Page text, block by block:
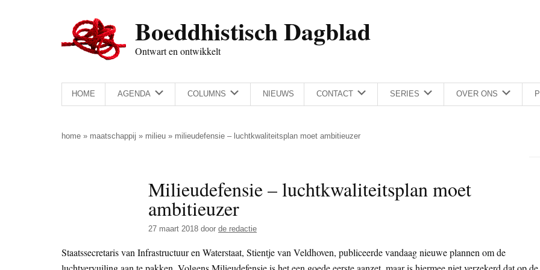
Boeddhistisch Dagblad
Ontwart en ontwikkelt
HOME AGENDA COLUMNS NIEUWS CONTACT SERIES OVER ONS
home » maatschappij » milieu » milieudefensie – luchtkwaliteitsplan moet ambitieuzer
Milieudefensie – luchtkwaliteitsplan moet
ambitieuzer
27 maart 2018 door de redactie
Staatssecretaris van Infrastructuur en Waterstaat, Stientje van Veldhoven, publiceerde vandaag nieuwe plannen om de